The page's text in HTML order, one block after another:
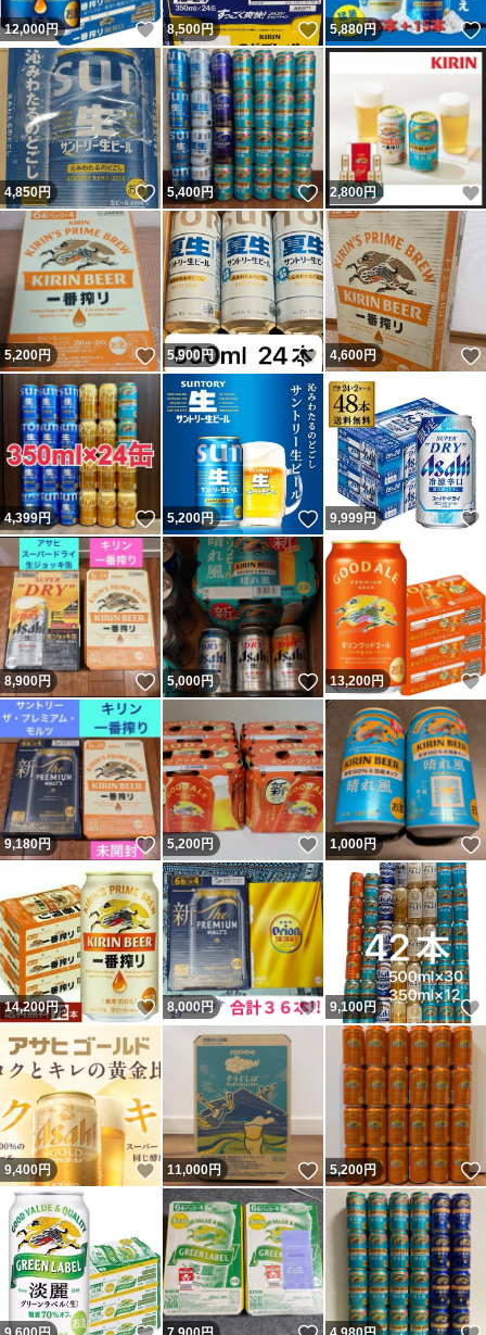
12,000円 いいね！
8,500円 いいね！
5,880円
4,850円 いいね！
5,400円 いいね！
2,800円
5,200円 いいね！
5,900円 いいね！
4,600円
4,399円 いいね！
5,200円 いいね！
9,999円
8,900円 いいね！
5,000円 いいね！
13,200円
9,180円 いいね！
5,200円 いいね！
1,000円
14,200円 いいね！
8,000円 いいね！
9,100円
9,400円 いいね！
11,000円 いいね！
5,200円